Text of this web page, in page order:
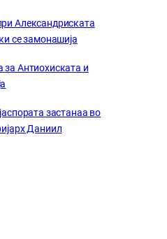
Александриската
се замонашија
Антиохиската и
застанаа во
Даниил